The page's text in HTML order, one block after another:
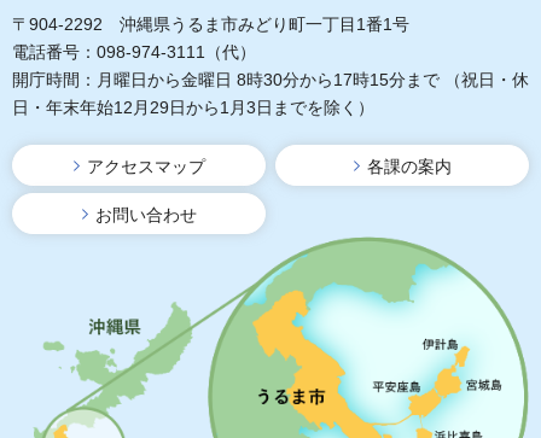
〒904-2292 沖縄県うるま市みどり町一丁目1番1号
電話番号：098-974-3111（代）
開庁時間：月曜日から金曜日 8時30分から17時15分まで
（祝日・休
日・年末年始12月29日から1月3日までを除く）
アクセスマップ 各課の案内
お問い合わせ